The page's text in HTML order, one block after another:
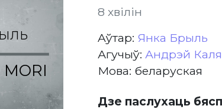
8 хвілін
Aўтар: Янка Брыль
Агучыў: Андрэй
Мова: беларуская
Дзе паслухаць